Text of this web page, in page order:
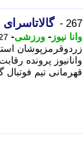
267 -
وانا نیوز - ورزشی- 27 ماه پیش - دوشنبه 7 خرداد
زردوقرمزپوشان
قهرمانی تیم فوتبال